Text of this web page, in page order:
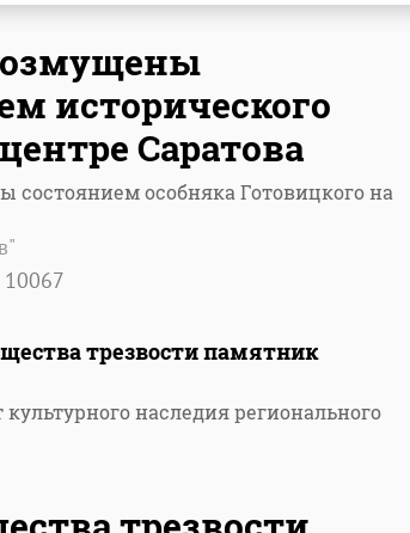
исторического
Саратова
особняка Готовицкого на
10067
трезвости памятник
наследия регионального